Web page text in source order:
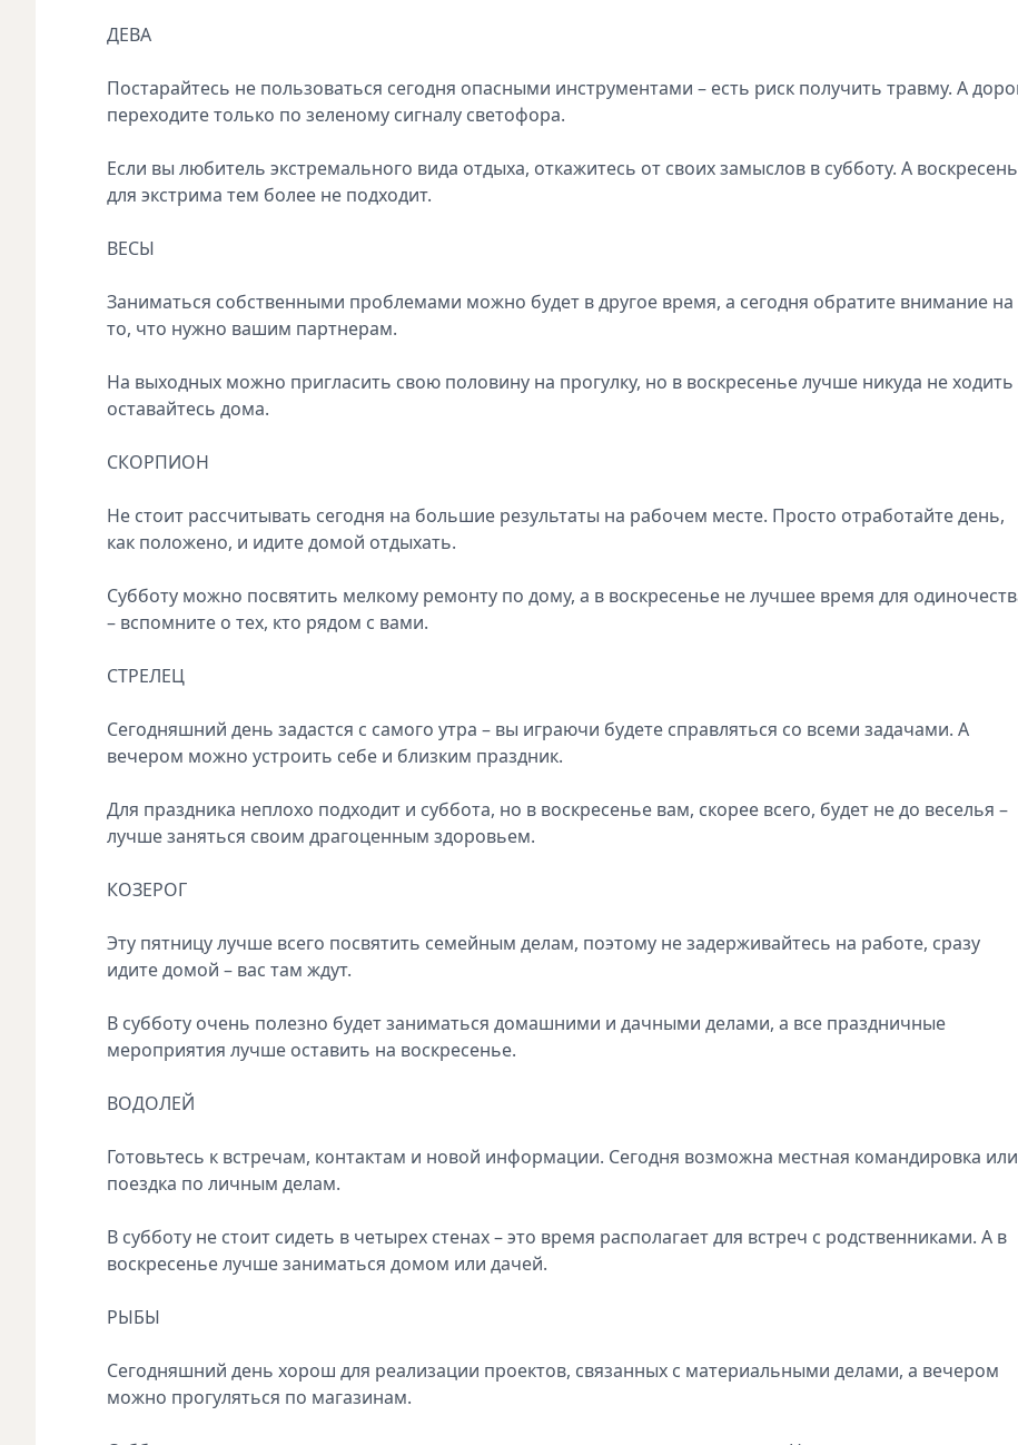
ДЕВА
Постарайтесь не пользоваться сегодня опасными инструментами – есть риск получить травму. А
переходите только по зеленому сигналу светофора.
Если вы любитель экстремального вида отдыха, откажитесь от своих замыслов в субботу. А
для экстрима тем более не подходит.
ВЕСЫ
Заниматься собственными проблемами можно будет в другое время, а сегодня обратите внимание на
то, что нужно вашим партнерам.
На выходных можно пригласить свою половину на прогулку, но в воскресенье лучше никуда не ходить
оставайтесь дома.
СКОРПИОН
Не стоит рассчитывать сегодня на большие результаты на рабочем месте. Просто отработайте день,
как положено, и идите домой отдыхать.
Субботу можно посвятить мелкому ремонту по дому, а в воскресенье не лучшее время для
– вспомните о тех, кто рядом с вами.
СТРЕЛЕЦ
Сегодняшний день задастся с самого утра – вы играючи будете справляться со всеми задачами. А
вечером можно устроить себе и близким праздник.
Для праздника неплохо подходит и суббота, но в воскресенье вам, скорее всего, будет не до веселья –
лучше заняться своим драгоценным здоровьем.
КОЗЕРОГ
Эту пятницу лучше всего посвятить семейным делам, поэтому не задерживайтесь на работе, сразу
идите домой – вас там ждут.
В субботу очень полезно будет заниматься домашними и дачными делами, а все праздничные
мероприятия лучше оставить на воскресенье.
ВОДОЛЕЙ
Готовьтесь к встречам, контактам и новой информации. Сегодня возможна местная командировка или
поездка по личным делам.
В субботу не стоит сидеть в четырех стенах – это время располагает для встреч с родственниками. А в
воскресенье лучше заниматься домом или дачей.
РЫБЫ
Сегодняшний день хорош для реализации проектов, связанных с материальными делами, а вечером
можно прогуляться по магазинам.